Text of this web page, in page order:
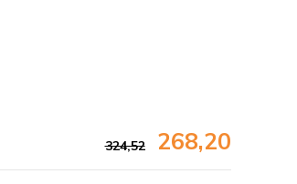
324,52 268,20